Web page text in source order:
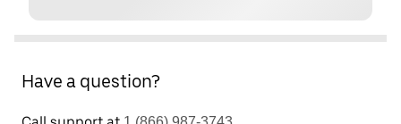
Have a question?